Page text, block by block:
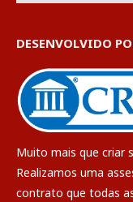
DESENVOLVIDO
Muito mais que criar
Realizamos uma
contrato que todas